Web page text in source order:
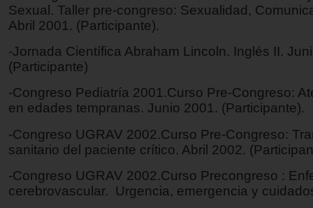
Sexual. Taller pre-congreso: Sexualidad,
Abril 2001. (Participante).
-Jornada Científica Abraham Lincoln. Inglés II.
(Participante)
-Congreso Pediatría 2001.Curso Pre-Congreso:
en edades tempranas. Junio 2001. (Participante).
-Congreso UGRAV 2002.Curso Pre-Congreso:
sanitario del paciente crítico. Abril 2002.
-Congreso UGRAV 2002.Curso Precongreso :
cerebrovascular. Urgencia, emergencia y